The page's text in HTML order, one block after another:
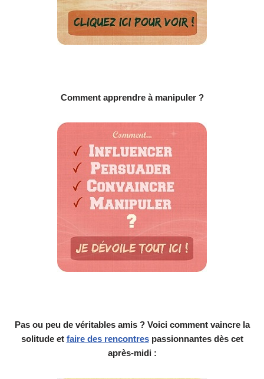
Comment apprendre à manipuler ?
Pas ou peu de véritables amis ? Voici comment vaincre la
solitude et faire des rencontrespassionnantes dès cet
après-midi :